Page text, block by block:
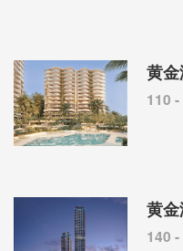
黄
110
黄
140